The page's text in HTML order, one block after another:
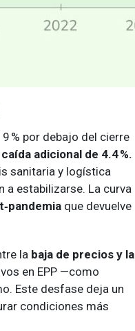
% por debajo del cierre
adicional de 4.4 %.
sanitaria y logística
estabilizarse. La curva
que devuelve
la baja de precios y la
en EPP —como
Este desfase deja un
condiciones más